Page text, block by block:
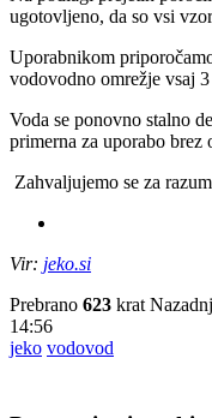
ugotovljeno, da so vsi
Uporabnikom
vodovodno omrežje vsaj
Voda se ponovno stalno
primerna za uporabo brez
Zahvaljujemo se za
Vir: jeko.si
Prebrano 623 krat
14:56
jeko vodovod